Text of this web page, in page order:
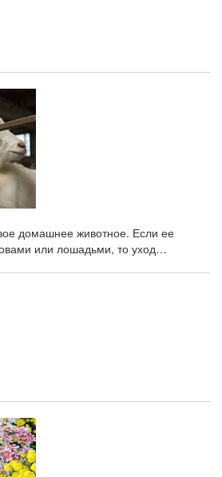
домашнее животное. Если ее
или лошадьми, то уход…